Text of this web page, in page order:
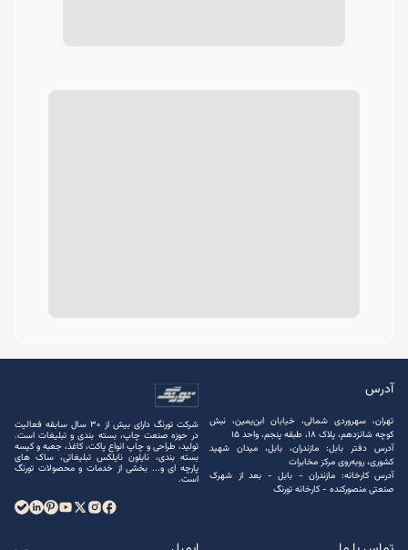
آدرس
تهران، سهروردی شمالی، خیابان ابن‌یمین، نبش
کوچه شانزدهم، پلاک ۱۸، طبقه پنجم، واحد ۱۵
آدرس دفتر بابل: مازندران، بابل، میدان شهید
کشوری، روبه‌روی مرکز مخابرات
آدرس کارخانه: مازندران - بابل - بعد از شهرک
صنعتی منصور‌کنده - کارخانه تورنگ
شرکت تورنگ دارای بیش از 30 سال سابقه فعالیت
در حوزه صنعت چاپ، بسته ‌بندی و تبلیغات است.
تولید، طراحی و چاپ انواع پاکت، کاغذ، جعبه و کیسه
بسته ‌بندی، نایلون نایلکس تبلیغاتی، ساک های
پارچه ‌ای و... بخشی از خدمات و محصولات تورنگ
است.